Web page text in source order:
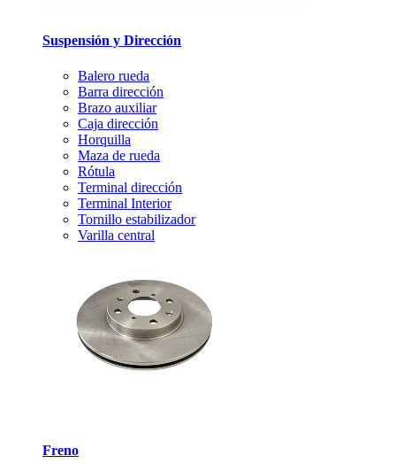
Suspensión y Dirección
Balero rueda
Barra dirección
Brazo auxiliar
Caja dirección
Horquilla
Maza de rueda
Rótula
Terminal dirección
Terminal Interior
Tornillo estabilizador
Varilla central
Freno